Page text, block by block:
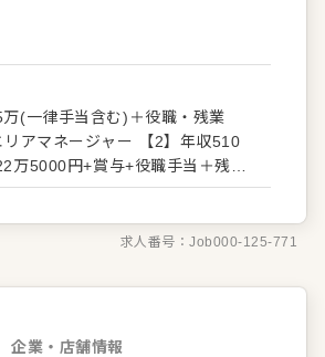
イベントやキャンペーンの企
ョン改善などもお任せしますの
キ
・売上管理、在庫管理 ・スタ
サポートしますので、経験に関
テップアップなどめざせます。
(一律手当含む)＋役職・残業
5000円+賞与+役職手当＋残業
求人番号：Job000-125-771
企業・店舗情報